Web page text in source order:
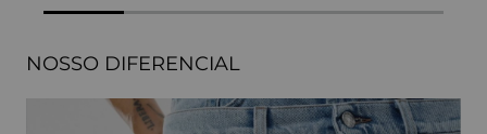
NOSSO DIFERENCIAL